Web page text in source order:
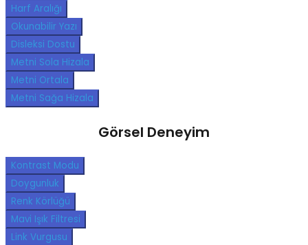
Harf Aralığı
Okunabilir Yazı
Disleksi Dostu
Metni Sola Hizala
Metni Ortala
Metni Sağa Hizala
Görsel Deneyim
Kontrast Modu
Doygunluk
Renk Körlüğü
Mavi Işık Filtresi
Link Vurgusu